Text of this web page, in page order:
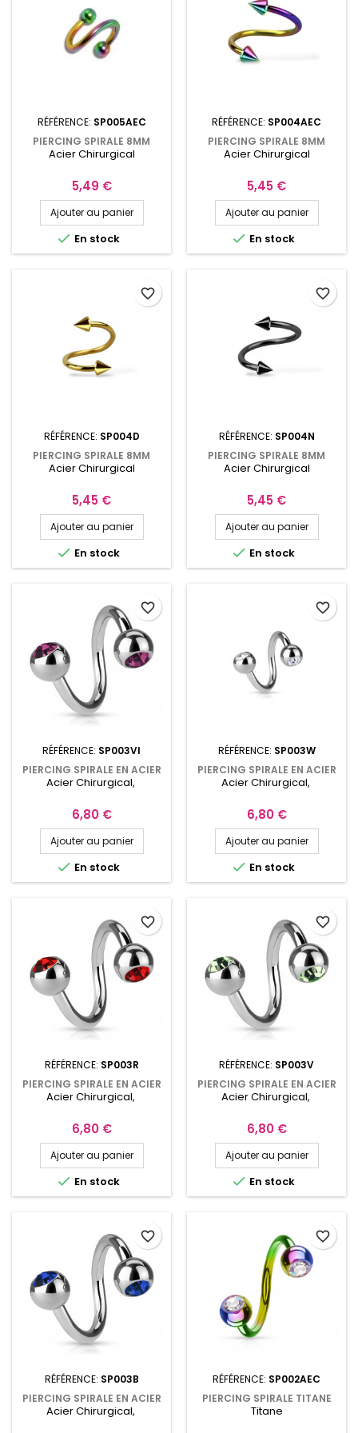
RÉFÉRENCE: SP005AEC
PIERCING SPIRALE 8MM
ACIER ANODISÉ ARC-EN-
SP005AEC
Acier Chirurgical
Prix
5,49 €
Ajouter au panier
 En stock
RÉFÉRENCE: SP004AEC
PIERCING SPIRALE 8MM
AVEC POINTES ACIER
SP004AEC
Acier Chirurgical
Prix
5,45 €
Ajouter au panier
 En stock
RÉFÉRENCE: SP004D
PIERCING SPIRALE 8MM
AVEC POINTES ACIER
Acier Chirurgical
Prix
5,45 €
Ajouter au panier
 En stock
favorite_border
RÉFÉRENCE: SP004N
PIERCING SPIRALE 8MM
AVEC POINTES ACIER
Acier Chirurgical
Prix
5,45 €
Ajouter au panier
 En stock
favorite_border
RÉFÉRENCE: SP003VI
PIERCING SPIRALE EN ACIER
CHIRURGICAL 10MM AVEC
Acier Chirurgical,
Prix
6,80 €
Ajouter au panier
 En stock
favorite_border
RÉFÉRENCE: SP003W
PIERCING SPIRALE EN ACIER
CHIRURGICAL 10MM AVEC
Acier Chirurgical,
Prix
6,80 €
Ajouter au panier
 En stock
favorite_border
RÉFÉRENCE: SP003R
PIERCING SPIRALE EN ACIER
CHIRURGICAL 10MM AVEC
Acier Chirurgical,
Prix
6,80 €
Ajouter au panier
 En stock
favorite_border
RÉFÉRENCE: SP003V
PIERCING SPIRALE EN ACIER
CHIRURGICAL 10MM AVEC
Acier Chirurgical,
Prix
6,80 €
Ajouter au panier
 En stock
favorite_border
RÉFÉRENCE: SP003B
PIERCING SPIRALE EN ACIER
CHIRURGICAL 10MM AVEC
Acier Chirurgical,
favorite_border
RÉFÉRENCE: SP002AEC
PIERCING SPIRALE TITANE
ARC-EN-CIEL 11MM AVEC
Titane
favorite_border